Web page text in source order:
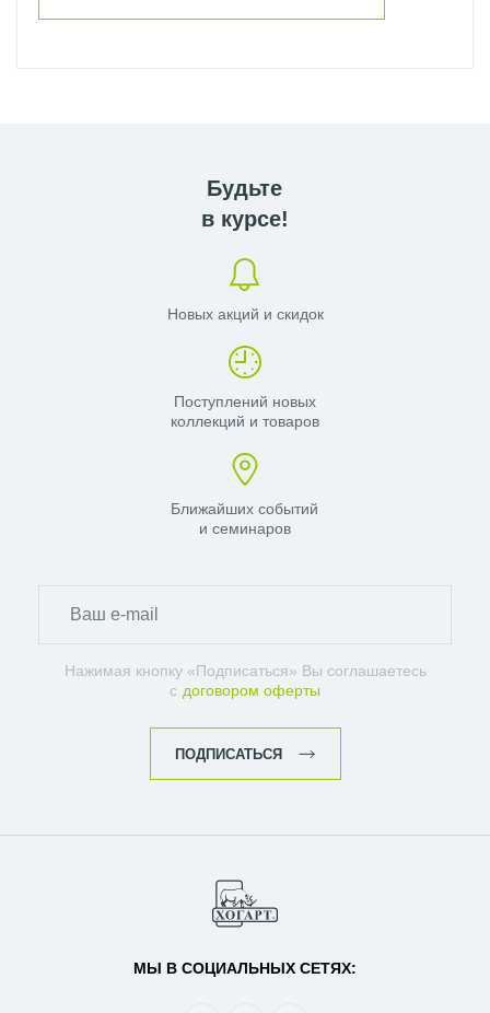
Будьте
в курсе!
Новых акций и скидок
Поступлений новых
коллекций и товаров
Ближайших событий
и семинаров
Нажимая кнопку «Подписаться» Вы соглашаетесь
с договором оферты
ПОДПИСАТЬСЯ
МЫ В СОЦИАЛЬНЫХ СЕТЯХ: